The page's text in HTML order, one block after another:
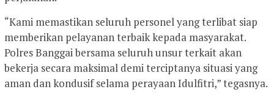
“Kami memastikan seluruh personel yang terlibat siap
memberikan pelayanan terbaik kepada masyarakat.
Polres Banggai bersama seluruh unsur terkait akan
bekerja secara maksimal demi terciptanya situasi yang
aman dan kondusif selama perayaan Idulfitri,” tegasnya.